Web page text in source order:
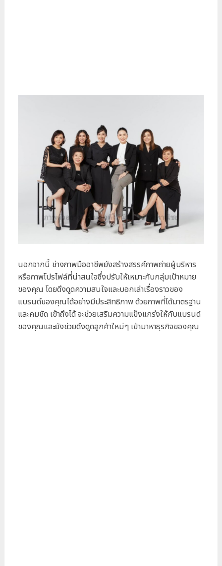
นอกจากนี้ ช่างภาพมืออาชีพยังสร้างสรรค์ภาพถ่ายผู้บริหาร
หรือภาพโปรไฟล์ที่น่าสนใจซึ่งปรับให้เหมาะกับกลุ่มเป้าหมาย
ของคุณ โดยดึงดูดความสนใจและบอกเล่าเรื่องราวของ
แบรนด์ของคุณได้อย่างมีประสิทธิภาพ ด้วยภาพที่ได้มาตรฐาน
และคมชัด เข้าถึงได้ จะช่วยเสริมความแข็งแกร่งให้กับแบรนด์
ของคุณและยังช่วยดึงดูดลูกค้าใหม่ๆ เข้ามาหาธุรกิจของคุณ